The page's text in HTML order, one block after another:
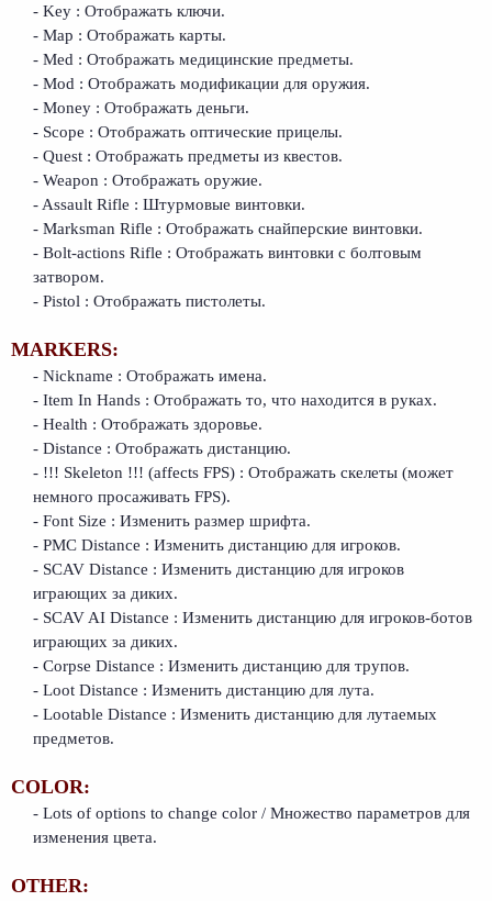
- Key : Отображать ключи.
- Map : Отображать карты.
- Med : Отображать медицинские предметы.
- Mod : Отображать модификации для оружия.
- Money : Отображать деньги.
- Scope : Отображать оптические прицелы.
- Quest : Отображать предметы из квестов.
- Weapon : Отображать оружие.
- Assault Rifle : Штурмовые винтовки.
- Marksman Rifle : Отображать снайперские винтовки.
- Bolt-actions Rifle : Отображать винтовки с болтовым
затвором.
- Pistol : Отображать пистолеты.
MARKERS:
- Nickname : Отображать имена.
- Item In Hands : Отображать то, что находится в руках.
- Health : Отображать здоровье.
- Distance : Отображать дистанцию.
- !!! Skeleton !!! (affects FPS) : Отображать скелеты (может
немного просаживать FPS).
- Font Size : Изменить размер шрифта.
- PMC Distance : Изменить дистанцию для игроков.
- SCAV Distance : Изменить дистанцию для игроков
играющих за диких.
- SCAV AI Distance : Изменить дистанцию для игроков-ботов
играющих за диких.
- Corpse Distance : Изменить дистанцию для трупов.
- Loot Distance : Изменить дистанцию для лута.
- Lootable Distance : Изменить дистанцию для лутаемых
предметов.
COLOR:
- Lots of options to change color / Множество параметров для
изменения цвета.
OTHER: